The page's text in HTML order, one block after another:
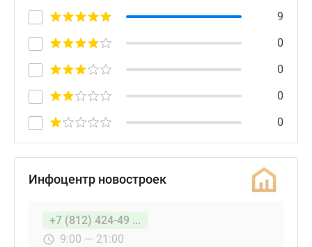
9
0
0
0
0
Инфоцентр новостроек
+7 (812) 424-49 ...
9:00 — 21:00